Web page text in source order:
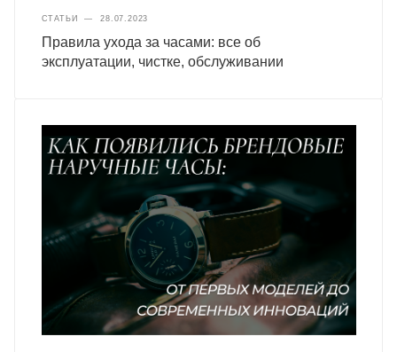
СТАТЬИ — 28.07.2023
Правила ухода за часами: все об
эксплуатации, чистке, обслуживании